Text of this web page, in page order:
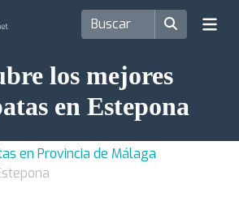
los mejores
en Estepona
en Provincia de Málaga